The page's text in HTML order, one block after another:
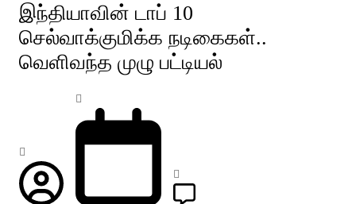
இந்தியாவின் டாப் 10
செல்வாக்குமிக்க நடிகைகள்..
வெளிவந்த முழு பட்டியல்